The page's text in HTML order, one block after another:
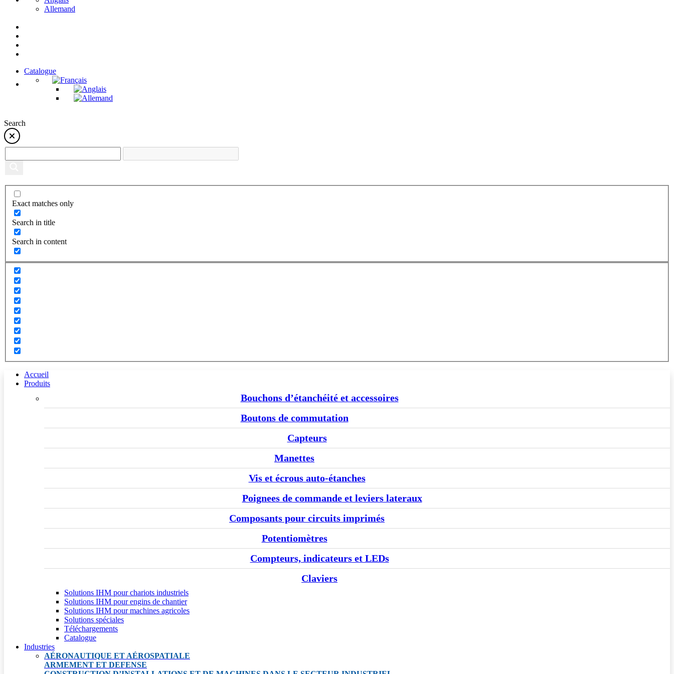
Allemand
Catalogue
Search
Exact matches only
Search in title
Search in content
Accueil
Produits
Bouchons d’étanchéité et accessoires
Boutons de commutation
Capteurs
Manettes
Vis et écrous auto-étanches
Poignees de commande et leviers lateraux
Composants pour circuits imprimés
Potentiomètres
Compteurs, indicateurs et LEDs
Claviers
Solutions IHM pour chariots industriels
Solutions IHM pour engins de chantier
Solutions IHM pour machines agricoles
Solutions spéciales
Téléchargements
Catalogue
Industries
AÉRONAUTIQUE ET AÉROSPATIALE
ARMEMENT ET DEFENSE